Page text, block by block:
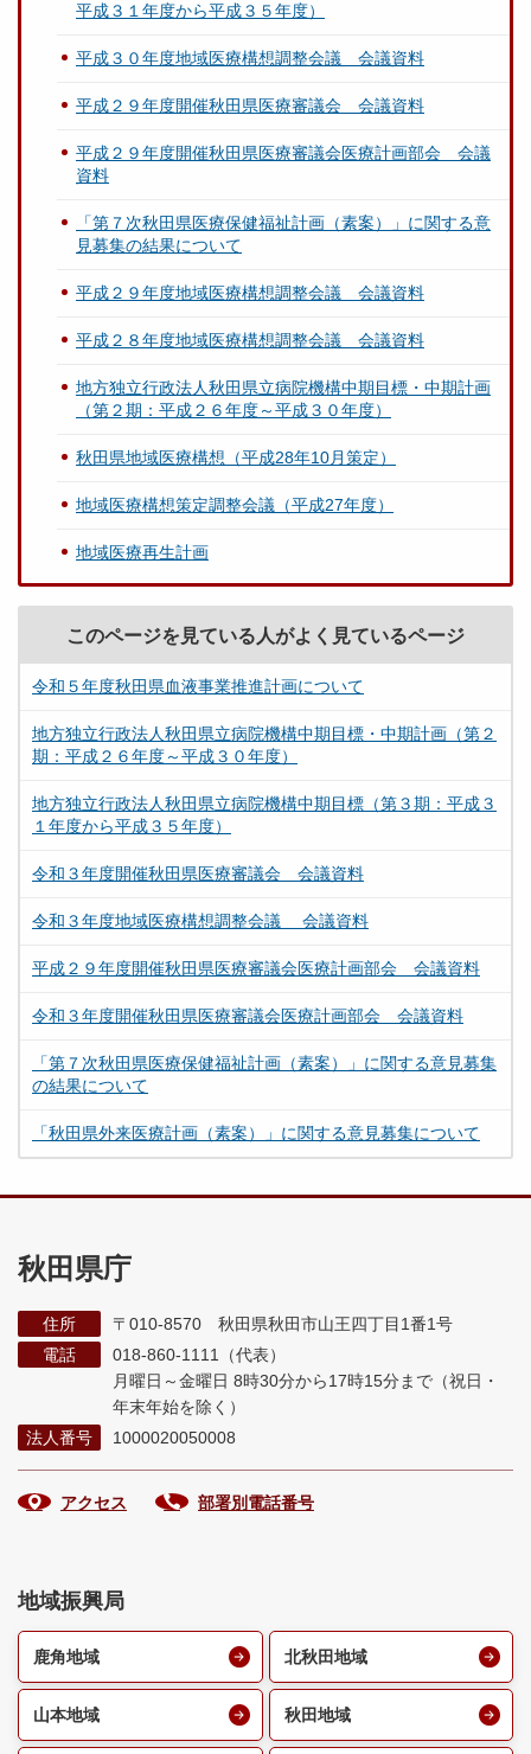
平成３１年度から平成３５年度）
平成３０年度地域医療構想調整会議 会議資料
平成２９年度開催秋田県医療審議会 会議資料
平成２９年度開催秋田県医療審議会医療計画部会 会議
資料
「第７次秋田県医療保健福祉計画（素案）」に関する意
見募集の結果について
平成２９年度地域医療構想調整会議 会議資料
平成２８年度地域医療構想調整会議 会議資料
地方独立行政法人秋田県立病院機構中期目標・中期計画
（第２期：平成２６年度～平成３０年度）
秋田県地域医療構想（平成28年10月策定）
地域医療構想策定調整会議（平成27年度）
地域医療再生計画
このページを見ている人がよく見ているページ
令和５年度秋田県血液事業推進計画について
地方独立行政法人秋田県立病院機構中期目標・中期計画（第２
期：平成２６年度～平成３０年度）
地方独立行政法人秋田県立病院機構中期目標（第３期：平成３
１年度から平成３５年度）
令和３年度開催秋田県医療審議会 会議資料
令和３年度地域医療構想調整会議 会議資料
平成２９年度開催秋田県医療審議会医療計画部会 会議資料
令和３年度開催秋田県医療審議会医療計画部会 会議資料
「第７次秋田県医療保健福祉計画（素案）」に関する意見募集
の結果について
「秋田県外来医療計画（素案）」に関する意見募集について
秋田県庁
住所
〒010-8570 秋田県秋田市山王四丁目1番1号
電話
018-860-1111（代表）
月曜日～金曜日 8時30分から17時15分まで （祝日・
年末年始を除く）
法人番号
1000020050008
アクセス 部署別電話番号
地域振興局
鹿角地域 北秋田地域
山本地域 秋田地域